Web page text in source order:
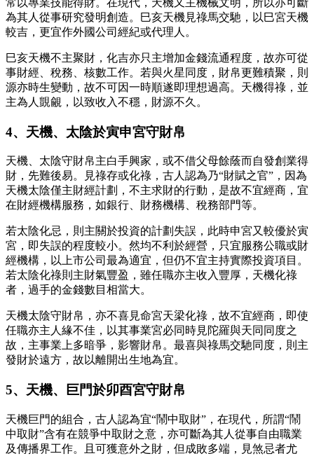
為其人從事研究發明創造。巳亥天機見祿馬交馳，以巳宮天機
較吉，更宜作外國公司經紀或代理人。
巳亥天機不主聚財，化吉亦只主增加金錢流通程度，故亦可從
事財經、稅務、核數工作。若與火星同度，財帛更難積聚，則
源亦時生變動，故不可因一時順遂即理想過高。天機得祿，並
主為人覬覦，以致收入不穩，財源不久。
4、天機、太陰於寅申宮守財帛
天機、太陰守財帛主白手興家，或不借父母餘蔭而自發創業得
財，先難後易。見祿存或化祿，古人認為乃“財賦之官”，因為
天機太陰僅主財經計劃，不主求財的行動，是故不宜經商，宜
在財經機構服務，如銀行、財務機構、稅務部門等。
若太陰化忌，則主關於投資的計劃失誤，此時申宮又較優於寅
宮，即失誤的程度較小。然均不利於經營，只宜服務公職或財
經機構，以上市公司最為適宜，但仍不宜主持實際投資項目。
若太陰化祿則主財氣豐盈，雖任職亦主收入豐厚，天機化祿
者，過手的金錢數目相當大。
天機太陰守財帛，亦不喜見命宮天梁化祿，故不宜經商，即使
任職亦主人緣不佳，以其事業宮必同時見陀羅與天同同度之
故，主事業上多暗爭，影響財帛。最喜與祿馬交馳同度，則主
發財於遠方，故以離開出生地為宜。
5、天機、巨門於卯酉宮守財帛
天機巨門的組合，古人認為宜“鬧中取財”，在現代，所謂“鬧
中取財”含有在競爭中取財之意，亦可斷為其人從事自由職業
及傳播界工作。且可獲意外之財，但成敗多端，見煞忌者尤